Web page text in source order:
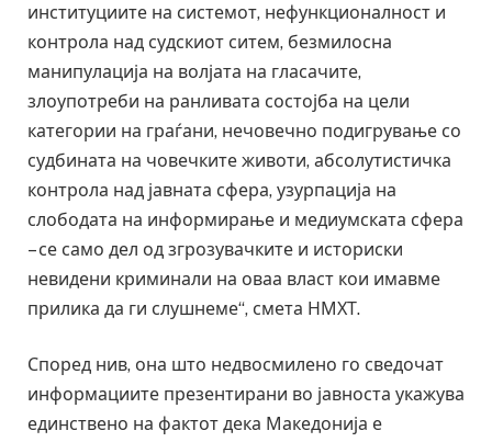
институциите на системот, нефункционалност и
контрола над судскиот ситем, безмилосна
манипулација на волјата на гласачите,
злоупотреби на ранливата состојба на цели
категории на граѓани, нечовечно подигрување со
судбината на човечките животи, абсолутистичка
контрола над јавната сфера, узурпација на
слободата на информирање и медиумската сфера
– се само дел од згрозувачките и историски
невидени криминали на оваа власт кои имавме
прилика да ги слушнеме“, смета НМХТ.
Според нив, она што недвосмилено го сведочат
информациите презентирани во јавноста укажува
единствено на фактот дека Македонија е